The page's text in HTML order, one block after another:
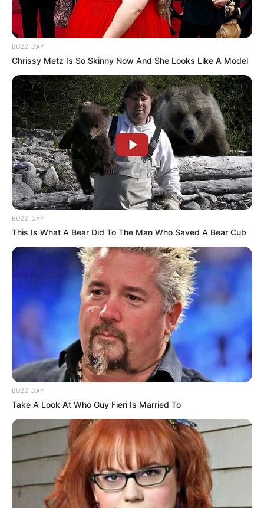
BUZZ DAY
Chrissy Metz Is So Skinny Now And She Looks Like A Model
BUZZ DAY
This Is What A Bear Did To The Man Who Saved A Bear Cub
BUZZ DAY
Take A Look At Who Guy Fieri Is Married To